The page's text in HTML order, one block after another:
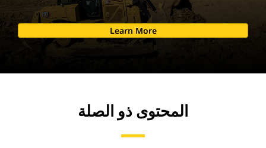
Learn More
المحتوى ذو الصلة